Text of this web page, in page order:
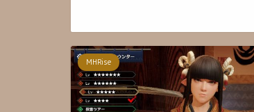
MHRise